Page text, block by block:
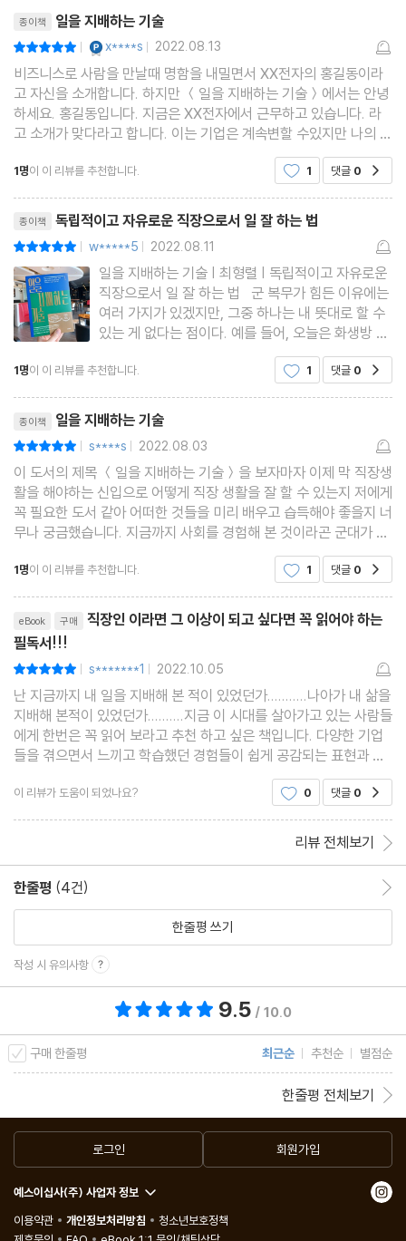
가치 생산의 도구
3부 직장생활을 방해하는 6가지 함정
은밀한 방해자
계산되지 않은 충성
커리어의 함정
안전지대의 딜레마
문화 혼선
4부 새로운 직장인 되기 연습
시작
조망
피드백
속도
협력
전달력
네트워크
학습
행운, 행복
연결이라는 선물
감사의 글 | 나를 향해 다가서도록 도와준 모든 분들께
종이책 일을 지배하는 기술
| x****s | 2022.08.13
비즈니스로 사람을 만날때 명함을 내밀면서 XX전자의 홍길동이라
고 자신을 소개합니다. 하지만 ＜일을 지배하는 기술＞에서는 안녕
하세요. 홍길동입니다. 지금은 XX전자에서 근무하고 있습니다. 라
고 소개가 맞다라고 합니다. 이는 기업은 계속변할 수있지만 나의 독
자적인 직장생활이 휠신 나의 발전을 위해 좋다는 겁니다. 그런데 우
리는 직장생활을 하다보면 조직에 끌려다니고 있는
1명이 이 리뷰를 추천합니다. 1 댓글 0
종이책 독립적이고 자유로운 직장으로서 일 잘 하는 법
| w*****5 | 2022.08.11
일을 지배하는 기술 | 최형렬 | 독립적이고 자유로운
직장으로서 일 잘 하는 법 군 복무가 힘든 이유에는
여러 가지가 있겠지만, 그중 하나는 내 뜻대로 할 수
있는 게 없다는 점이다. 예를 들어, 오늘은 화생방 교
육하고, 내일은 진지구축 나가고, 내일모레는 정비지
원 나간다는 일정에 있어서 병사에게는 선택권이 없
다. 어제까지만 해도 오늘 정비지원 나갈 줄 알았는
데
1명이 이 리뷰를 추천합니다. 1 댓글 0
종이책 일을 지배하는 기술
| s****s | 2022.08.03
이 도서의 제목 ＜일을 지배하는 기술＞을 보자마자 이제 막 직장생
활을 해야하는 신입으로 어떻게 직장 생활을 잘 할 수 있는지 저에게
꼭 필요한 도서 같아 어떠한 것들을 미리 배우고 습득해야 좋을지 너
무나 궁금했습니다. 지금까지 사회를 경험해 본 것이라곤 군대가 다
인데 전문직으로 살아가는 저로써 어떻게 일을 잘하는 것이고, 또 어
떻게 회사에서 적응해야 잘 했다고 할
1명이 이 리뷰를 추천합니다. 1 댓글 0
eBook 구매
직장인 이라면 그 이상이 되고 싶다면 꼭 읽어야 하는
필독서!!!
| s*******1 | 2022.10.05
난 지금까지 내 일을 지배해 본 적이 있었던가...........나아가 내 삶을
지배해 본적이 있었던가..........지금 이 시대를 살아가고 있는 사람들
에게 한번은 꼭 읽어 보라고 추천 하고 싶은 책입니다. 다양한 기업
들을 겪으면서 느끼고 학습했던 경험들이 쉽게 공감되는 표현과 문
장으로 그 통찰들이 잘 나타나 있네요. 저도 같이 연결되고 싶습니
다!!
이 리뷰가 도움이 되었나요? 0 댓글 0
리뷰 전체보기
한줄평 (4건)
한줄평 쓰기
작성 시 유의사항
9.5 / 10.0
구매 한줄평 최근순 추천순 별점순
한줄평 전체보기
로그인 회원가입
예스이십사(주) 사업자 정보
이용약관
개인정보처리방침
청소년보호정책